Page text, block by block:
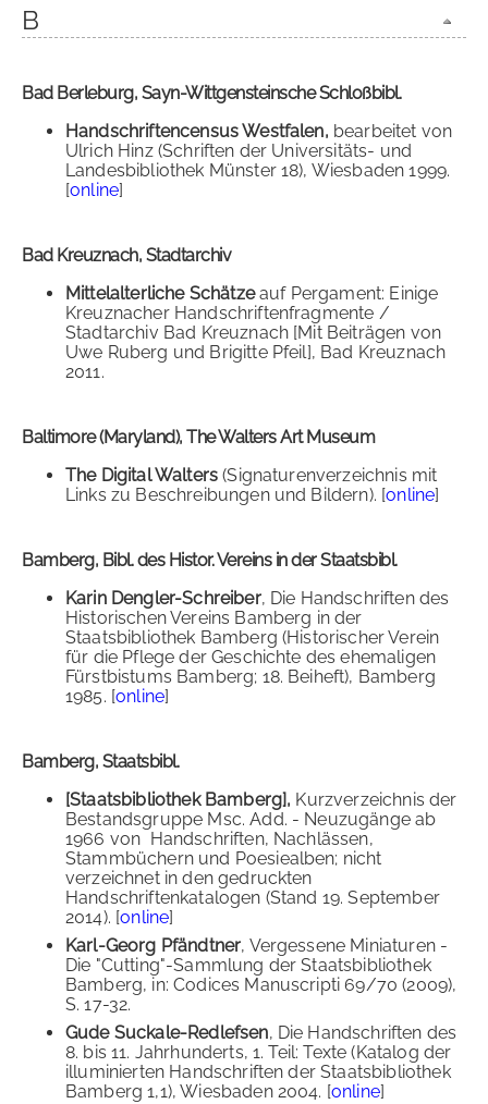
B
Bad Berleburg, Sayn-Wittgensteinsche Schloßbibl.
Handschriftencensus Westfalen, bearbeitet von
Ulrich Hinz (Schriften der Universitäts- und
Landesbibliothek Münster 18), Wiesbaden 1999.
[online]
Bad Kreuznach, Stadtarchiv
Mittelalterliche Schätzeauf Pergament: Einige
Kreuznacher Handschriftenfragmente /
Stadtarchiv Bad Kreuznach [Mit Beiträgen von
Uwe Ruberg und Brigitte Pfeil], Bad Kreuznach
2011.
Baltimore (Maryland), The Walters Art Museum
The Digital Walters (Signaturenverzeichnis mit
Links zu Beschreibungen und Bildern). [online]
Bamberg, Bibl. des Histor. Vereins in der Staatsbibl.
Karin Dengler-Schreiber, Die Handschriften des
Historischen Vereins Bamberg in der
Staatsbibliothek Bamberg (Historischer Verein
für die Pflege der Geschichte des ehemaligen
Fürstbistums Bamberg; 18. Beiheft), Bamberg
1985. [online]
Bamberg, Staatsbibl.
[Staatsbibliothek Bamberg], Kurzverzeichnis der
Bestandsgruppe Msc. Add. - Neuzugänge ab
1966 von Handschriften, Nachlässen,
Stammbüchern und Poesiealben; nicht
verzeichnet in den gedruckten
Handschriftenkatalogen (Stand 19. September
2014). [online]
Karl-Georg Pfändtner, Vergessene Miniaturen -
Die "Cutting"-Sammlung der Staatsbibliothek
Bamberg, in: Codices Manuscripti 69/70 (2009),
S. 17-32.
Gude Suckale-Redlefsen, Die Handschriften des
8. bis 11. Jahrhunderts, 1. Teil: Texte (Katalog der
illuminierten Handschriften der Staatsbibliothek
Bamberg 1,1), Wiesbaden 2004. [online]